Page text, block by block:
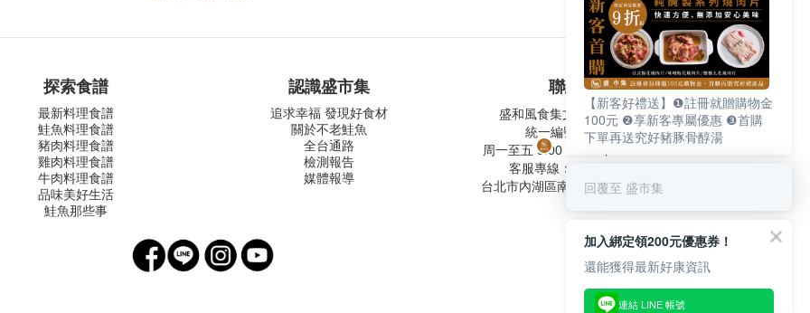
探索食譜
最新料理食譜
鮭魚料理食譜
豬肉料理食譜
雞肉料理食譜
牛肉料理食譜
品味美好生活
鮭魚那些事
認識盛市集
追求幸福 發現好食材
關於不老鮭魚
全台通路
檢測報告
媒體報導
聯絡我們
盛和風食集文化股份有限公司
統一編號 24572247
周一至五 9:00-12:30 ∣ 13:30-17:30
客服專線：02-2795-5800
台北市內湖區南京東路六段487號9F
【新客好禮送】❶註冊就贈購物金
100元 ❷享新客專屬優惠 ❸首購
下單再送究好豬豚骨醇湯
回覆至 盛市集
加入綁定領200元優惠券！
還能獲得最新好康資訊
連結 LINE 帳號